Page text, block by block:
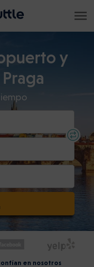
y
en nosotros